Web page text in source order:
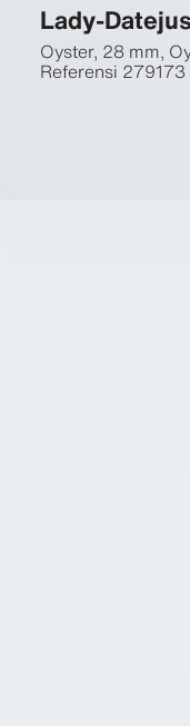
Lady-
Oyster, 28 mm,
Referensi 279173